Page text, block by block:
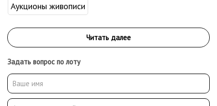
Аукционы живописи
Задать вопрос по лоту